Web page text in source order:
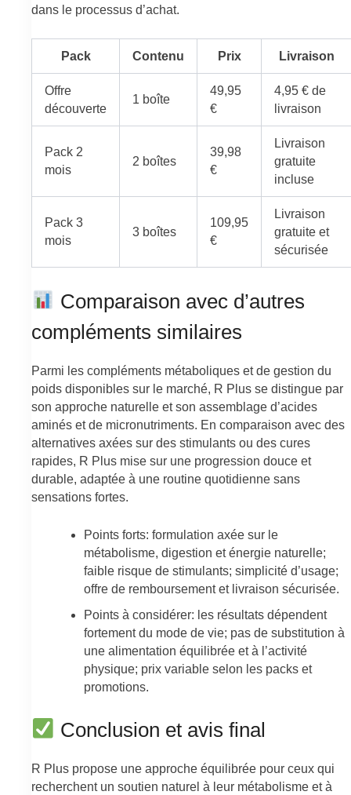
dans le processus d’achat.
Pack Contenu Prix Livraison
Offre
découverte
1 boîte
49,95
€
4,95 € de
livraison
Pack 2
mois
2 boîtes
39,98
€
Livraison
gratuite
incluse
Pack 3
mois
3 boîtes
109,95
€
Livraison
gratuite et
sécurisée
Comparaison avec d’autres
compléments similaires
Parmi les compléments métaboliques et de gestion du
poids disponibles sur le marché, R Plus se distingue par
son approche naturelle et son assemblage d’acides
aminés et de micronutriments. En comparaison avec des
alternatives axées sur des stimulants ou des cures
rapides, R Plus mise sur une progression douce et
durable, adaptée à une routine quotidienne sans
sensations fortes.
Points forts: formulation axée sur le
métabolisme, digestion et énergie naturelle;
faible risque de stimulants; simplicité d’usage;
offre de remboursement et livraison sécurisée.
Points à considérer: les résultats dépendent
fortement du mode de vie; pas de substitution à
une alimentation équilibrée et à l’activité
physique; prix variable selon les packs et
promotions.
Conclusion et avis final
R Plus propose une approche équilibrée pour ceux qui
recherchent un soutien naturel à leur métabolisme et à